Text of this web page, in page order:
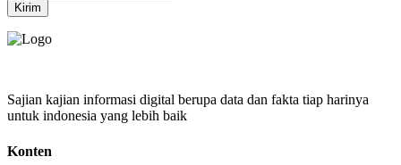
Kirim
Sajian kajian informasi digital berupa data dan fakta tiap harinya
untuk indonesia yang lebih baik
Konten